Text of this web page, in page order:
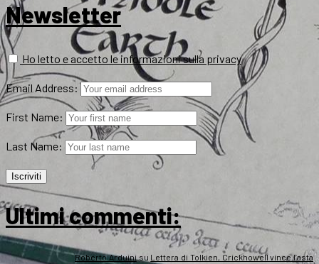
Newsletter
Ho letto e accetto le informazioni sulla privacy
Email Address:
First Name:
Last Name:
Ultimi commenti:
Roberto Arduinisu Lettera di Tolkien, Crickhowell vince l’asta